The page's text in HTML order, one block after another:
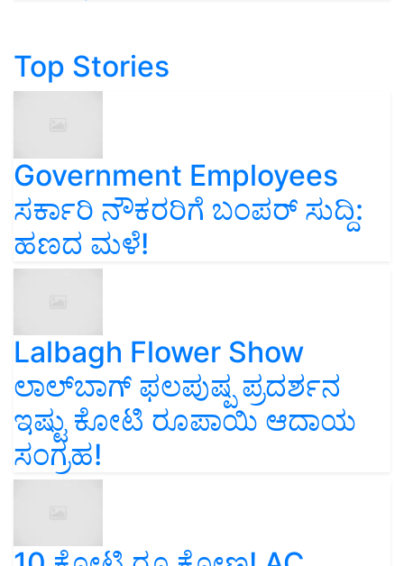
Top Stories
Government Employees
ಸರ್ಕಾರಿ ನೌಕರರಿಗೆ ಬಂಪರ್‌ ಸುದ್ದಿ:
ಹಣದ ಮಳೆ!
Lalbagh Flower Show
ಲಾಲ್‌ಬಾಗ್ ಫಲಪುಷ್ಪ ಪ್ರದರ್ಶನ
ಇಷ್ಟು ಕೋಟಿ ರೂಪಾಯಿ ಆದಾಯ
ಸಂಗ್ರಹ!